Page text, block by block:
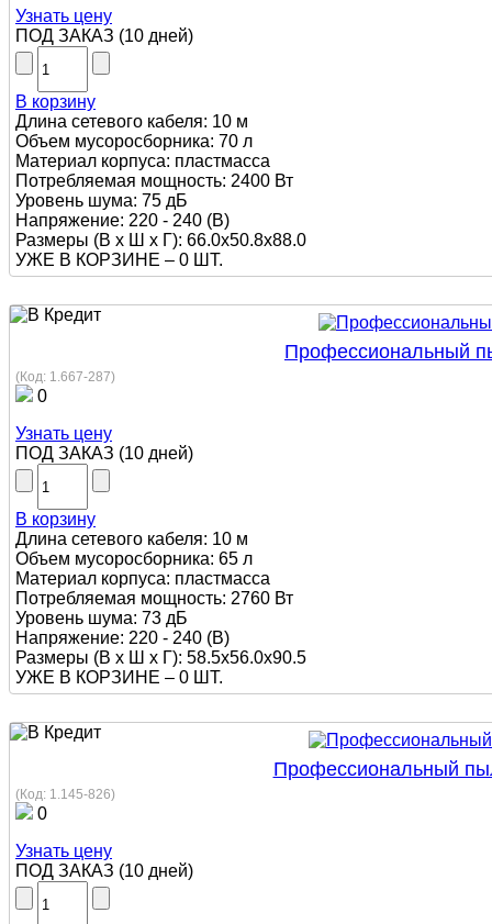
Узнать цену
ПОД ЗАКАЗ (10 дней)
В корзину
Длина сетевого кабеля: 10 м
Объем мусоросборника: 70 л
Материал корпуса: пластмасса
Потребляемая мощность: 2400 Вт
Уровень шума: 75 дБ
Напряжение: 220 - 240 (В)
Размеры (В х Ш х Г): 66.0x50.8x88.0
УЖЕ В КОРЗИНЕ – 0 ШТ.
Профессиональный
(Код: 1.667-287)
0
Узнать цену
ПОД ЗАКАЗ (10 дней)
В корзину
Длина сетевого кабеля: 10 м
Объем мусоросборника: 65 л
Материал корпуса: пластмасса
Потребляемая мощность: 2760 Вт
Уровень шума: 73 дБ
Напряжение: 220 - 240 (В)
Размеры (В х Ш х Г): 58.5x56.0x90.5
УЖЕ В КОРЗИНЕ – 0 ШТ.
Профессиональный
(Код: 1.145-826)
0
Узнать цену
ПОД ЗАКАЗ (10 дней)